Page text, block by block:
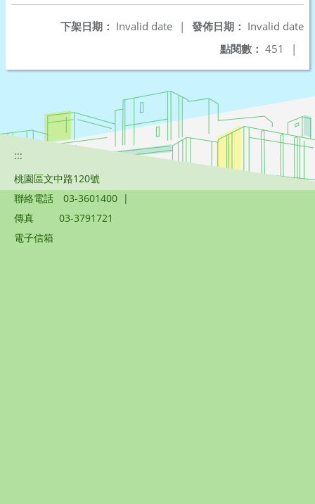
發佈日期： Invalid date
下架日期： Invalid date
|
點閱數： 451 |
:::
桃園區文中路120號
聯絡電話
03-3601400 |
傳真
03-3791721
電子信箱